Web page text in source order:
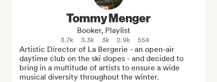
Tommy Menger
Booker, Playlist
3.7k 3.3k 3k 2.9k 554
Artistic Director of La Bergerie - an open-air
daytime club on the ski slopes - and decided to
bring in a multitude of artists to ensure a wide
musical diversity throughout the winter.